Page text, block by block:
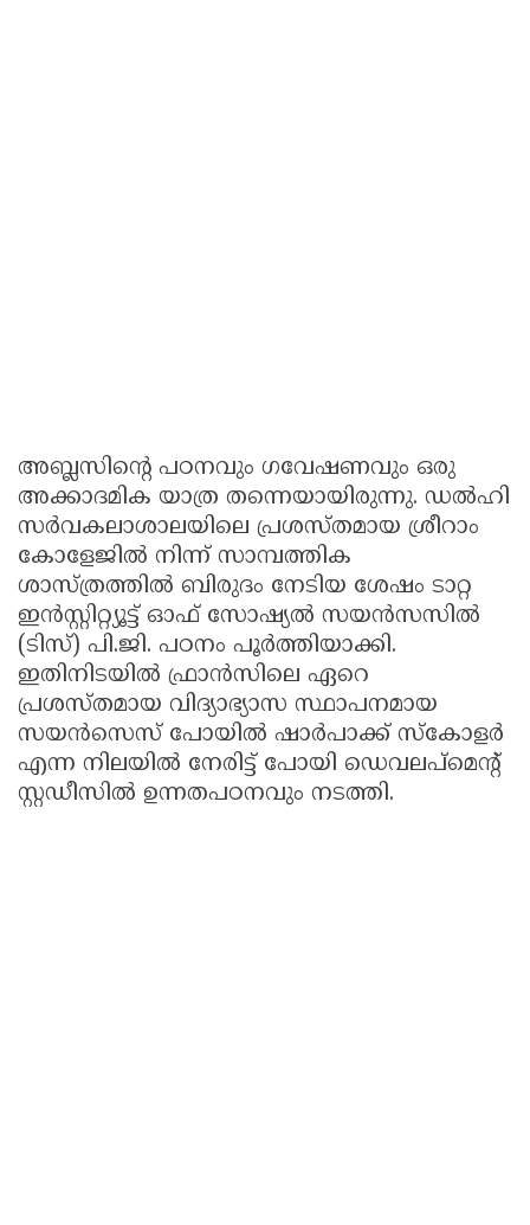
അബ്ലസിന്റെ പഠനവും ഗവേഷണവും ഒരു
അക്കാദമിക യാത്ര തന്നെയായിരുന്നു. ഡൽഹി
സർവകലാശാലയിലെ പ്രശസ്തമായ ശ്രീറാം
കോളേജിൽ നിന്ന് സാമ്പത്തിക
ശാസ്ത്രത്തിൽ ബിരുദം നേടിയ ശേഷം ടാറ്റ
ഇൻസ്റ്റിറ്റ്യൂട്ട് ഓഫ് സോഷ്യൽ സയൻസസിൽ
(ടിസ്) പി.ജി. പഠനം പൂർത്തിയാക്കി.
ഇതിനിടയിൽ ഫ്രാൻസിലെ ഏറെ
പ്രശസ്തമായ വിദ്യാഭ്യാസ സ്ഥാപനമായ
സയൻസെസ് പോയിൽ ഷാർപാക്ക് സ്കോളർ
എന്ന നിലയിൽ നേരിട്ട് പോയി ഡെവലപ്‌മെൻ്റ്
സ്റ്റഡീസിൽ ഉന്നതപഠനവും നടത്തി.